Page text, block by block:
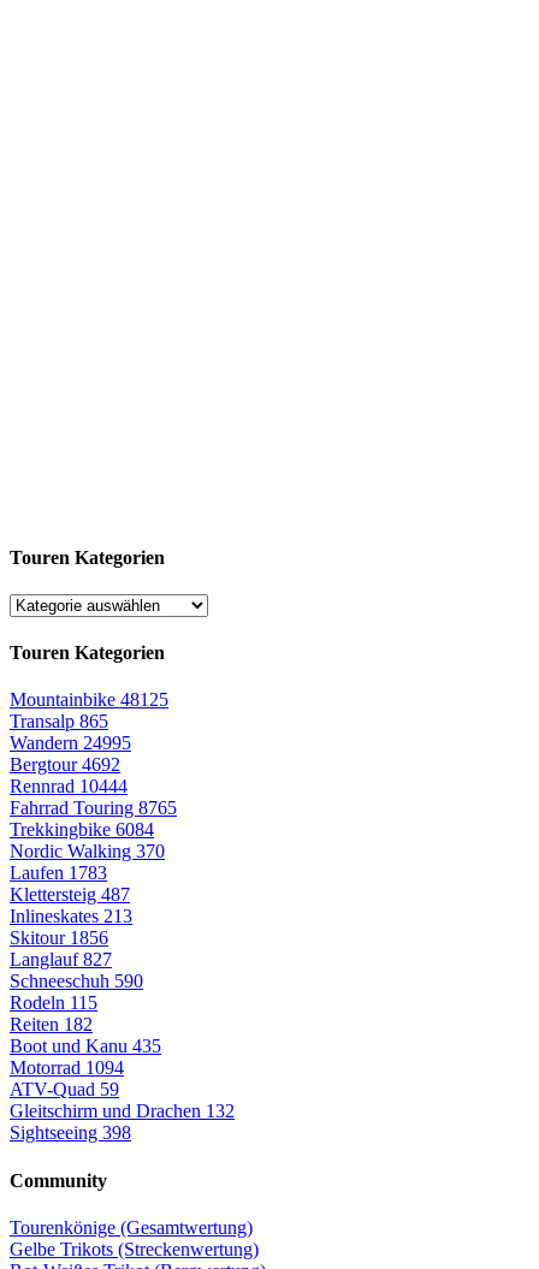
Touren Kategorien
Touren Kategorien
Mountainbike 48125
Transalp 865
Wandern 24995
Bergtour4692
Rennrad 10444
Fahrrad Touring 8765
Trekkingbike 6084
Nordic Walking 370
Laufen 1783
Klettersteig 487
Inlineskates 213
Skitour 1856
Langlauf827
Schneeschuh 590
Rodeln 115
Reiten 182
Boot und Kanu 435
Motorrad 1094
ATV-Quad 59
Gleitschirm und Drachen 132
Sightseeing 398
Community
Tourenkönige (Gesamtwertung)
Gelbe Trikots (Streckenwertung)